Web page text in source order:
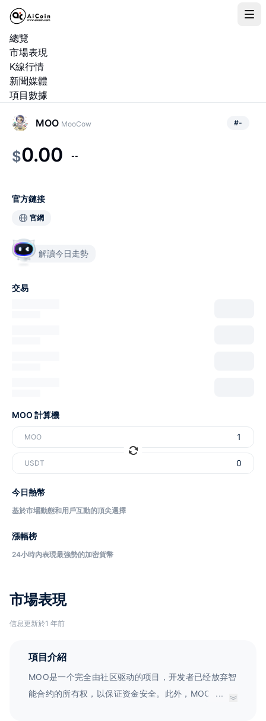
總覽
市場表現
K線行情
新聞媒體
項目數據
市場表現
信息更新於1 年前
項目介紹
MOO是一个完全由社区驱动的项目，开发者已经放弃智
能合约的所有权，以保证资金安全。此外，MOO还通过
...
MOO MooCow #-
$0.00 --
官方鏈接
官網
解讀今日走勢
交易
MOO 計算機
MOO
USDT
今日熱幣
基於市場動態和用戶互動的頂尖選擇
漲幅榜
24小時內表現最強勢的加密貨幣